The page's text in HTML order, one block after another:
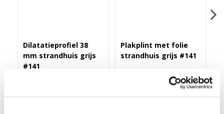
Dilatatieprofiel 38
mm strandhuis grijs
#141
43,40
Plakplint met folie
strandhuis grijs #141
3,25